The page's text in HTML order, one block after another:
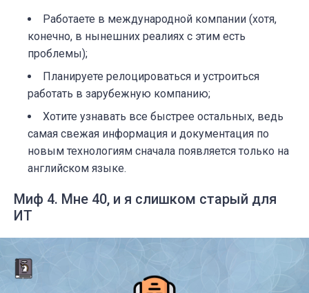
Работаете в международной компании (хотя,
конечно, в нынешних реалиях с этим есть
проблемы);
Планируете релоцироваться и устроиться
работать в зарубежную компанию;
Хотите узнавать все быстрее остальных, ведь
самая свежая информация и документация по
новым технологиям сначала появляется только на
английском языке.
Миф 4. Мне 40, и я слишком старый для
ИТ